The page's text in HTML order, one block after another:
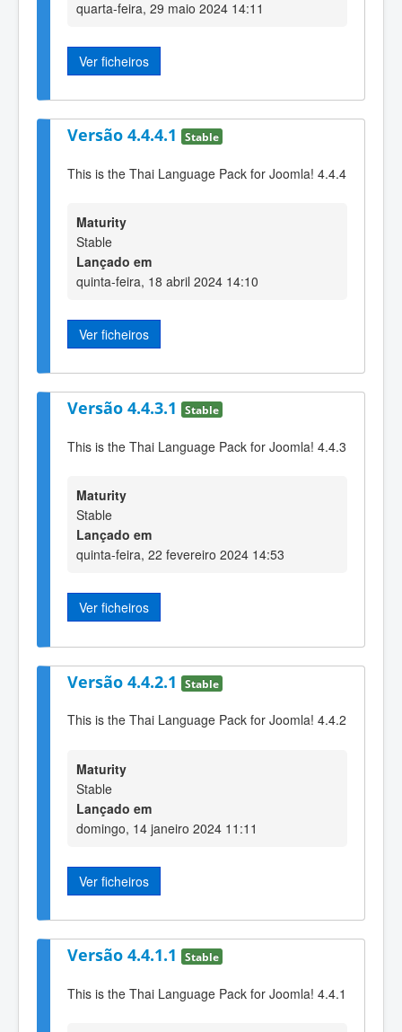
quarta-feira, 29 maio 2024 14:11
Ver ficheiros
Versão 4.4.4.1 Stable
This is the Thai Language Pack for Joomla! 4.4.4
Maturity
Stable
Lançado em
quinta-feira, 18 abril 2024 14:10
Ver ficheiros
Versão 4.4.3.1 Stable
This is the Thai Language Pack for Joomla! 4.4.3
Maturity
Stable
Lançado em
quinta-feira, 22 fevereiro 2024 14:53
Ver ficheiros
Versão 4.4.2.1 Stable
This is the Thai Language Pack for Joomla! 4.4.2
Maturity
Stable
Lançado em
domingo, 14 janeiro 2024 11:11
Ver ficheiros
Versão 4.4.1.1 Stable
This is the Thai Language Pack for Joomla! 4.4.1